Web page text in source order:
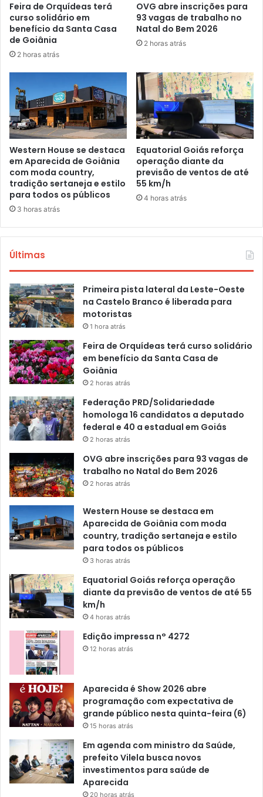
Feira de Orquídeas terá
curso solidário em
benefício da Santa Casa
de Goiânia
2 horas atrás
OVG abre inscrições para
93 vagas de trabalho no
Natal do Bem 2026
2 horas atrás
Western House se destaca
em Aparecida de Goiânia
com moda country,
tradição sertaneja e estilo
para todos os públicos
3 horas atrás
Equatorial Goiás reforça
operação diante da
previsão de ventos de até
55 km/h
4 horas atrás
Últimas
Primeira pista lateral da Leste-Oeste
na Castelo Branco é liberada para
motoristas
1 hora atrás
Feira de Orquídeas terá curso solidário
em benefício da Santa Casa de
Goiânia
2 horas atrás
Federação PRD/Solidariedade
homologa 16 candidatos a deputado
federal e 40 a estadual em Goiás
2 horas atrás
OVG abre inscrições para 93 vagas de
trabalho no Natal do Bem 2026
2 horas atrás
Western House se destaca em
Aparecida de Goiânia com moda
country, tradição sertaneja e estilo
para todos os públicos
3 horas atrás
Equatorial Goiás reforça operação
diante da previsão de ventos de até 55
km/h
4 horas atrás
Edição impressa n° 4272
12 horas atrás
Aparecida é Show 2026 abre
programação com expectativa de
grande público nesta quinta-feira (6)
15 horas atrás
Em agenda com ministro da Saúde,
prefeito Vilela busca novos
investimentos para saúde de
Aparecida
20 horas atrás